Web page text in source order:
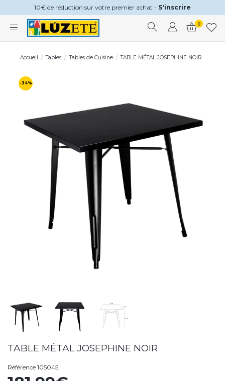
10€ de réduction sur votre premier achat - S'inscrire
0
Accueil Tables Tables de Cuisine TABLE MÉTAL JOSEPHINE NOIR
-34%
TABLE MÉTAL JOSEPHINE NOIR
Référence 105045